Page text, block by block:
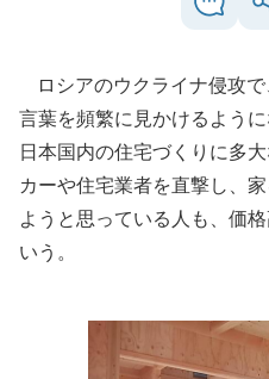
ロシアのウクライナ侵攻
言葉を頻繁に見かけるよう
日本国内の住宅づくりに多
カーや住宅業者を直撃し、
ようと思っている人も、価
いう。